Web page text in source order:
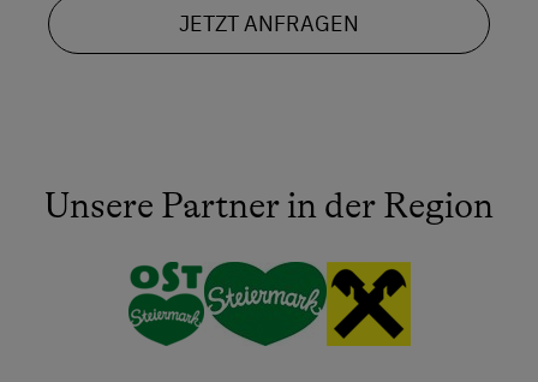
JETZT ANFRAGEN
Unsere Partner in der Region